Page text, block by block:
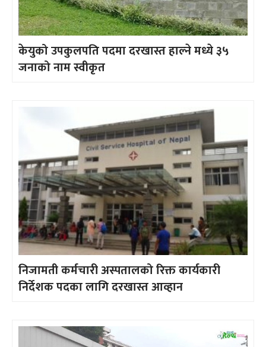
केयुको उपकुलपति पदमा दरखास्त हाल्ने मध्ये ३५
जनाको नाम स्वीकृत
निजामती कर्मचारी अस्पतालको रिक्त कार्यकारी
निर्देशक पदका लागि दरखास्त आव्हान